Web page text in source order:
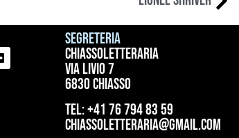
Segreteria
ChiassoLetteraria
Via Livio 7
6830 Chiasso
tel: +41 76 794 83 59
chiassoletteraria@gmail.com